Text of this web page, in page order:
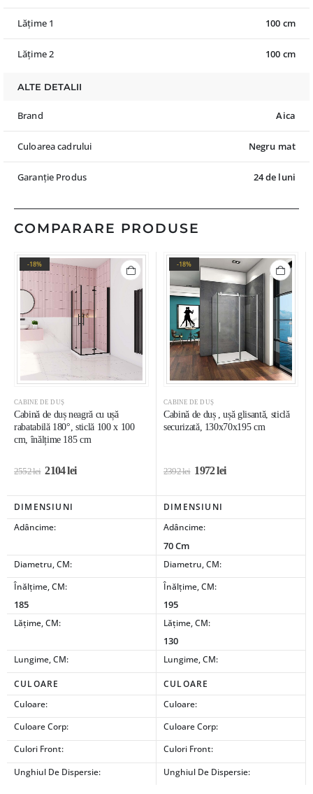
Lățime 1 100 cm
Lățime 2 100 cm
ALTE DETALII
Brand Aica
Culoarea cadrului Negru mat
Garanție Produs 24 de luni
COMPARARE PRODUSE
-18%
CABINE DE DUȘ
Cabină de duș neagră cu ușă
rabatabilă 180°, sticlă 100 x 100
cm, înălțime 185 cm
2552lei 2104lei
-18%
CABINE DE DUȘ
Cabină de duș , ușă glisantă, sticlă
securizată, 130x70x195 cm
2392lei 1972lei
DIMENSIUNI
DIMENSIUNI
Adâncime:
Adâncime:
70 Cm
Diametru, CM:
Diametru, CM:
Înălțime, CM:
185
Înălțime, CM:
195
Lățime, CM: Lățime, CM:
130
Lungime, CM: Lungime, CM:
CULOARE
CULOARE
Culoare:
Culoare:
Culoare Corp:
Culoare Corp:
Culori Front:
Culori Front:
Unghiul De Dispersie:
Unghiul De Dispersie: